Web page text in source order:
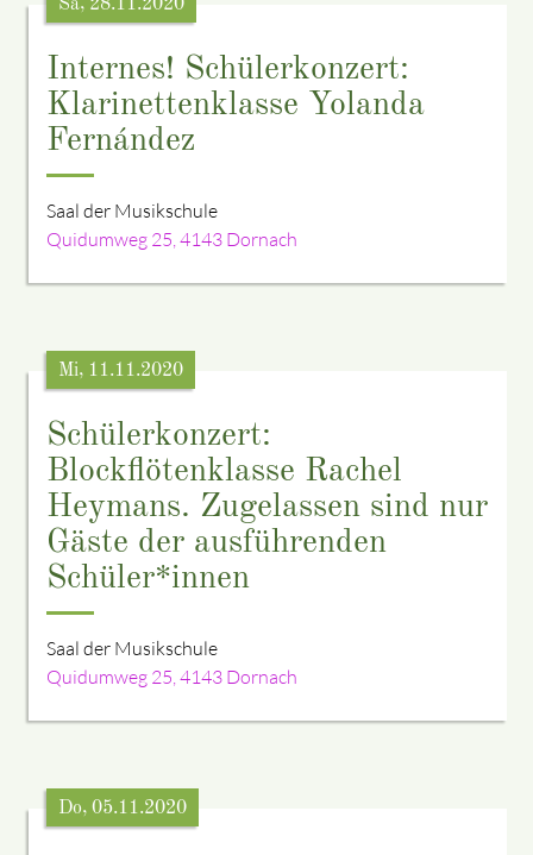
Internes! Schülerkonzert:
Klarinettenklasse Yolanda
Fernández
Sa, 28.11.2020
Saal der Musikschule
Quidumweg 25, 4143 Dornach
Schülerkonzert:
Blockflötenklasse Rachel
Heymans. Zugelassen sind nur
Gäste der ausführenden
Schüler*innen
Mi, 11.11.2020
Saal der Musikschule
Quidumweg 25, 4143 Dornach
Do, 05.11.2020